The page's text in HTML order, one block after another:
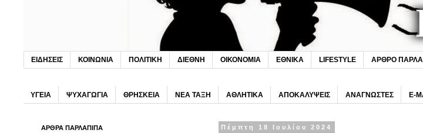
ΕΙΔΗΣΕΙΣ ΚΟΙΝΩΝΙΑ ΠΟΛΙΤΙΚΗ ΔΙΕΘΝΗ ΟΙΚΟΝΟΜΙΑ ΕΘΝΙΚΑ LIFESTYLE ΑΡΘΡΟ
ΥΓΕΙΑ ΨΥΧΑΓΩΓΙΑ ΘΡΗΣΚΕΙΑ ΝΕΑ ΤΑΞΗ ΑΘΛΗΤΙΚΑ ΑΠΟΚΑΛΥΨΕΙΣ ΑΝΑΓΝΩΣΤΕΣ E-
Πέμπτη 18 Ιουλίου 2024
ΑΡΘΡΑ ΠΑΡΛΑΠΙΠΑ